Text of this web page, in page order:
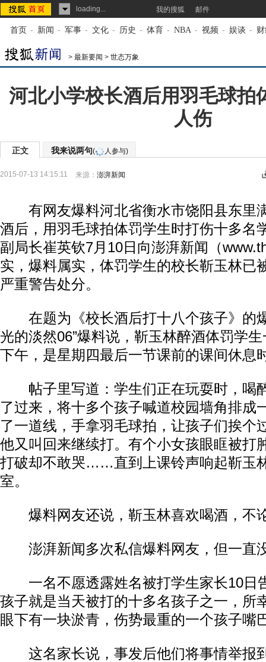
loading... 我的搜狐 邮件
首页 - 新闻 - 军事 - 文化 - 历史 - 体育 - NBA - 视频 - 娱谈 -
> 最新要闻 > 世态万象
河北小学校长酒后用羽毛球拍
人伤
正文 我来说两句( 人参与)
2015-07-13 14:15:11 来源： 澎湃新闻
有网友爆料河北省衡水市饶阳县东里
酒后，用羽毛球拍体罚学生时打伤十多名
副局长崔英钦7月10日向澎湃新闻（
实，爆料属实，体罚学生的校长靳玉林已
严重警告处分。
在题为《校长酒后打十八个孩子》的
光的淡然06”爆料说，靳玉林醉酒体罚学
下午，是星期四最后一节课前的课间休息
帖子里写道：学生们正在玩耍时，喝
了过来，将十多个孩子喊道校园墙角排成
了一道线，手拿羽毛球拍，让孩子们挨个
他又叫回来继续打。有个小女孩眼眶被打
打破却不敢哭……直到上课铃声响起靳玉
室。
爆料网友还说，靳玉林喜欢喝酒，不
澎湃新闻多次私信爆料网友，但一直
一名不愿透露姓名被打学生家长10日
孩子就是当天被打的十多名孩子之一，所
眼下有一块淤青，伤势最重的一个孩子嘴
这名家长说，事发后他们将事情举报